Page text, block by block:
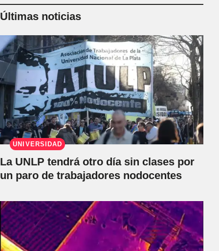
Últimas noticias
UNIVERSIDAD
La UNLP tendrá otro día sin clases por
un paro de trabajadores nodocentes